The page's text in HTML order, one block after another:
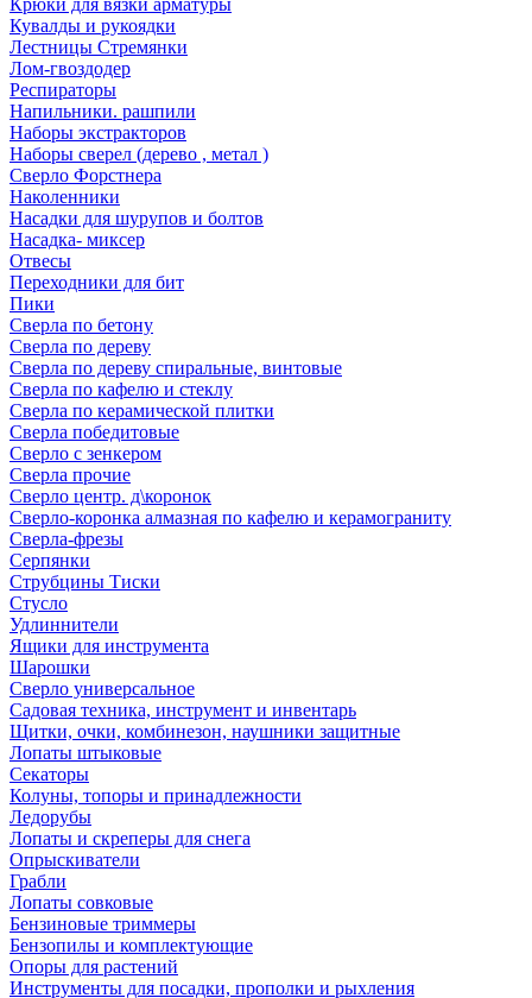
Крюки для вязки арматуры
Кувалды и рукоядки
Лестницы Стремянки
Лом-гвоздодер
Респираторы
Напильники. рашпили
Наборы экстракторов
Наборы сверел (дерево , метал )
Сверло Форстнера
Наколенники
Насадки для шурупов и болтов
Насадка- миксер
Отвесы
Переходники для бит
Пики
Сверла по бетону
Сверла по дереву
Сверла по дереву спиральные, винтовые
Сверла по кафелю и стеклу
Сверла по керамической плитки
Сверла победитовые
Сверло с зенкером
Сверла прочие
Сверло центр. д\коронок
Сверло-коронка алмазная по кафелю и керамограниту
Сверла-фрезы
Серпянки
Струбцины Тиски
Стусло
Удлиннители
Ящики для инструмента
Шарошки
Сверло универсальное
Садовая техника, инструмент и инвентарь
Щитки, очки, комбинезон, наушники защитные
Лопаты штыковые
Секаторы
Колуны, топоры и принадлежности
Ледорубы
Лопаты и скреперы для снега
Опрыскиватели
Грабли
Лопаты совковые
Бензиновые триммеры
Бензопилы и комплектующие
Опоры для растений
Инструменты для посадки, прополки и рыхления